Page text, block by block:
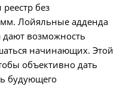
без
Лойяльные адденда
возможность
начинающих. Этой
объективно дать
будующего